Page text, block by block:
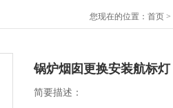
您现在的位置： 首页 >
锅炉烟囱更换安装航标灯
简要描述：